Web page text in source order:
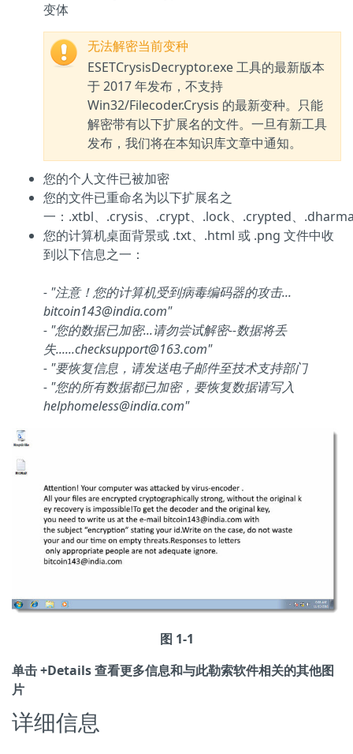
变体
无法解密当前变种
ESETCrysisDecryptor.exe 工具的最新版本
于 2017 年发布，不支持
Win32/Filecoder.Crysis 的最新变种。只能
解密带有以下扩展名的文件。一旦有新工具
发布，我们将在本知识库文章中通知。
您的个人文件已被加密
您的文件已重命名为以下扩展名之
一：.xtbl、.crysis、.crypt、.lock、.crypted、
您的计算机桌面背景或 .txt、.html 或 .png 文件中收
到以下信息之一：
- "注意！您的计算机受到病毒编码器的攻击...
bitcoin143@india.com"
- "您的数据已加密...请勿尝试解密--数据将丢
失......checksupport@163.com"
- "要恢复信息，请发送电子邮件至技术支持部门
- "您的所有数据都已加密，要恢复数据请写入
helphomeless@india.com"
图 1-1
单击 +Details 查看更多信息和与此勒索软件相关的其他图
片
详细信息